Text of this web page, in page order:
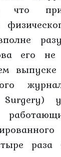
что
его не
раза